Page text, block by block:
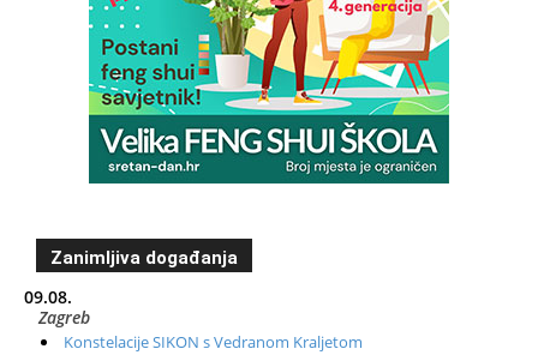
Zanimljiva događanja
09.08.
Zagreb
Konstelacije SIKON s Vedranom Kraljetom